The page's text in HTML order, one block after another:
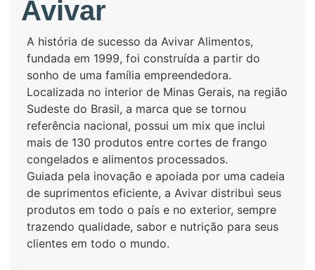
Avivar
A história de sucesso da Avivar Alimentos,
fundada em 1999, foi construída a partir do
sonho de uma família empreendedora.
Localizada no interior de Minas Gerais, na região
Sudeste do Brasil, a marca que se tornou
referência nacional, possui um mix que inclui
mais de 130 produtos entre cortes de frango
congelados e alimentos processados.
Guiada pela inovação e apoiada por uma cadeia
de suprimentos eficiente, a Avivar distribui seus
produtos em todo o país e no exterior, sempre
trazendo qualidade, sabor e nutrição para seus
clientes em todo o mundo.